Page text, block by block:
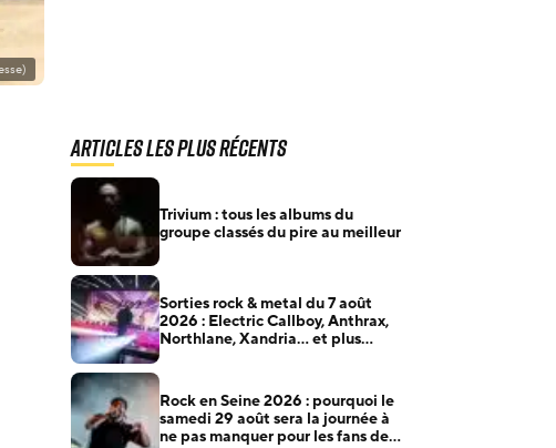
Articles les plus récents
Trivium : tous les albums du
groupe classés du pire au meilleur
Sorties rock & metal du 7 août
2026 : Electric Callboy, Anthrax,
Northlane, Xandria… et plus
Rock en Seine 2026 : pourquoi le
samedi 29 août sera la journée à
ne pas manquer pour les fans de